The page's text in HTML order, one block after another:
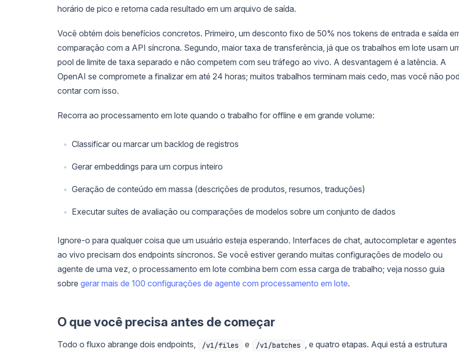
horário de pico e retorna cada resultado em um arquivo de saída.
Você obtém dois benefícios concretos. Primeiro, um desconto fixo de 50% nos tokens de entrada e saída
comparação com a API síncrona. Segundo, maior taxa de transferência, já que os trabalhos em lote usam
pool de limite de taxa separado e não competem com seu tráfego ao vivo. A desvantagem é a latência. A
OpenAI se compromete a finalizar em até 24 horas; muitos trabalhos terminam mais cedo, mas você não
contar com isso.
Recorra ao processamento em lote quando o trabalho for offline e em grande volume:
Classificar ou marcar um backlog de registros
Gerar embeddings para um corpus inteiro
Geração de conteúdo em massa (descrições de produtos, resumos, traduções)
Executar suítes de avaliação ou comparações de modelos sobre um conjunto de dados
Ignore-o para qualquer coisa que um usuário esteja esperando. Interfaces de chat, autocompletar e agentes
ao vivo precisam dos endpoints síncronos. Se você estiver gerando muitas configurações de modelo ou
agente de uma vez, o processamento em lote combina bem com essa carga de trabalho; veja nosso guia
sobre gerar mais de 100 configurações de agente com processamento em lote.
O que você precisa antes de começar
Todo o fluxo abrange dois endpoints, /v1/files e /v1/batches
, e quatro etapas. Aqui está a estrutura